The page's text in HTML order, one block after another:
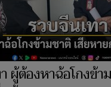
ผู้ต้องหาฉ้อโกงข้า